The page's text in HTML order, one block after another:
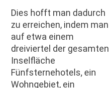
Dies hofft man dadurch
zu erreichen, indem man
auf etwa einem
dreiviertel der gesamten
Inselfläche
Fünfsternehotels, ein
Wohngebiet, ein